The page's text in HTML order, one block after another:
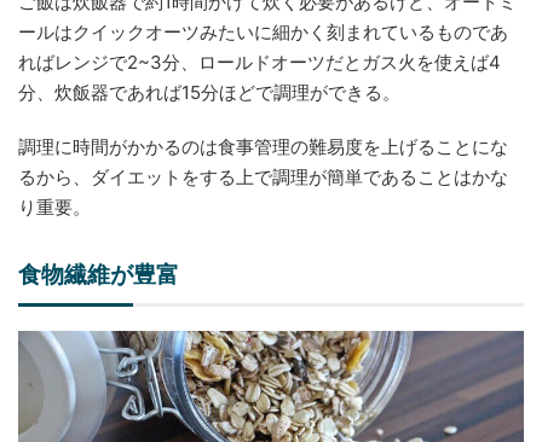
ールはクイックオーツみたいに細かく刻まれているものであ
ればレンジで2~3分、ロールドオーツだとガス火を使えば4
分、炊飯器であれば15分ほどで調理ができる。
調理に時間がかかるのは食事管理の難易度を上げることにな
るから、ダイエットをする上で調理が簡単であることはかな
り重要。
食物繊維が豊富